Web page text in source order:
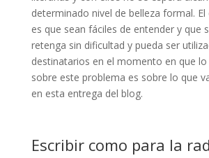
determinado nivel de belleza formal.
es que sean fáciles de entender y que
retenga sin dificultad y pueda ser
destinatarios en el momento en que lo
sobre este problema es sobre lo que
en esta entrega del blog.
Escribir como para la